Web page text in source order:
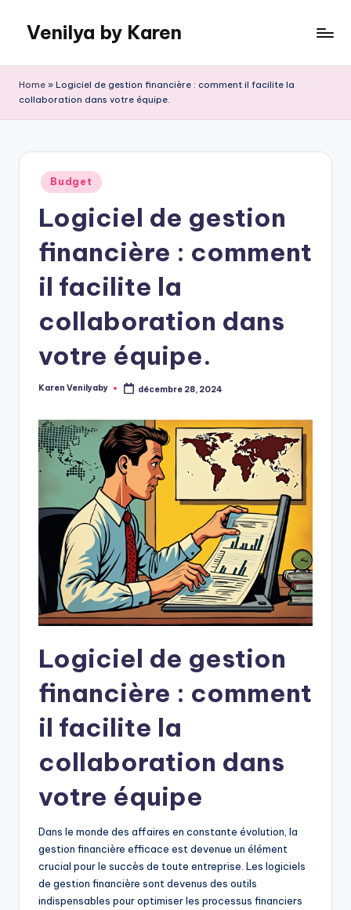
content
Venilya by Karen
Home » Logiciel de gestion financière : comment il facilite la
collaboration dans votre équipe.
Posted
in
Budget
Logiciel de gestion
financière : comment
il facilite la
collaboration dans
votre équipe.
Posted
Karen Venilyaby décembre 28, 2024
Logiciel de gestion
financière : comment
il facilite la
collaboration dans
votre équipe
Dans le monde des affaires en constante évolution, la
gestion financière efficace est devenue un élément
crucial pour le succès de toute entreprise. Les logiciels
de gestion financière sont devenus des outils
indispensables pour optimiser les processus financiers